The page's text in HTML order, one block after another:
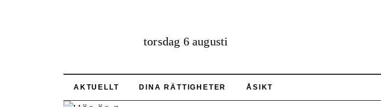
torsdag 6 augusti
AKTUELLT DINA RÄTTIGHETER ÅSIKT
Här är nya